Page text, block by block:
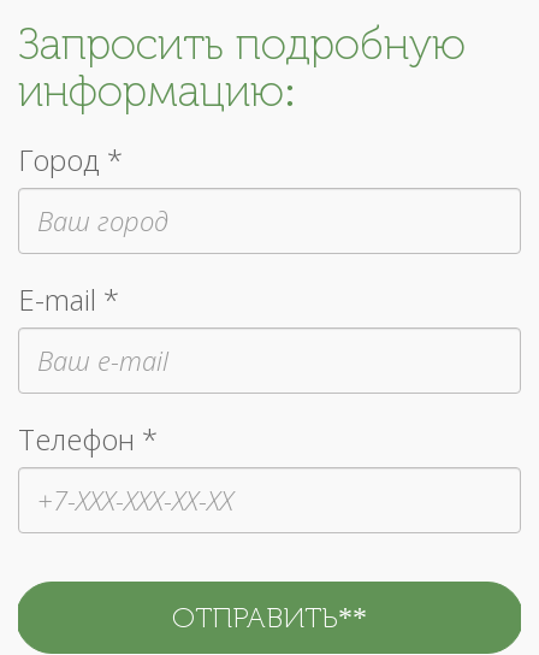
Запросить подробную
информацию:
Город *
E-mail *
Телефон *